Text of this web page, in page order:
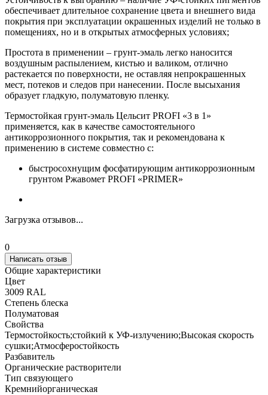
обеспечивает длительное сохранение цвета и внешнего вида
покрытия при эксплуатации окрашенных изделий не только в
помещениях, но и в открытых атмосферных условиях;
Простота в применении – грунт-эмаль легко наносится
воздушным распылением, кистью и валиком, отлично
растекается по поверхности, не оставляя непрокрашенных
мест, потеков и следов при нанесении. После высыхания
образует гладкую, полуматовую пленку.
Термостойкая грунт-эмаль Цельсит PROFI «3 в 1»
применяется, как в качестве самостоятельного
антикоррозионного покрытия, так и рекомендована к
применению в системе совместно с:
быстросохнущим фосфатирующим антикоррозионным
грунтом Ржавомет PROFI «PRIMER»
Загрузка отзывов...
0
Написать отзыв
Общие характеристики
Цвет
3009 RAL
Степень блеска
Полуматовая
Свойства
Термостойкость;стойкий к УФ-излучению;Высокая скорость
сушки;Атмосферостойкость
Разбавитель
Органические растворители
Тип связующего
Кремнийорганическая